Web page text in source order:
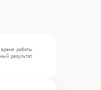
работы
результат